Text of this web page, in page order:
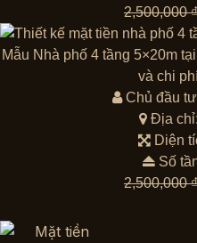
2,500,000₫
Mẫu Nhà phố 4 tầng 5×20m
và chi
Chủ đầu
Địa chỉ:
Diện
Số
2,500,000₫